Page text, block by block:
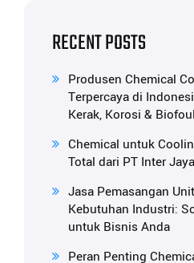
RECENT POSTS
Produsen Chemical
Terpercaya di
Kerak, Korosi &
Chemical untuk
Total dari PT Inter
Jasa Pemasangan
Kebutuhan Industri:
untuk Bisnis Anda
Peran Penting